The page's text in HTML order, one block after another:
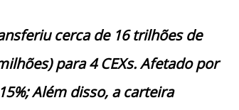
cerca de 16 trilhões de
para 4 CEXs. Afetado por
Além disso, a carteira